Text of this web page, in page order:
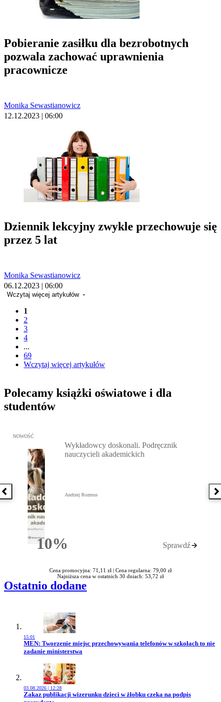
Pobieranie zasiłku dla bezrobotnych
pozwala zachować uprawnienia
pracownicze
Monika Sewastianowicz
12.12.2023 | 06:00
Dziennik lekcyjny zwykle przechowuje się
przez 5 lat
Monika Sewastianowicz
06.12.2023 | 06:00
Wczytaj więcej artykułów
1
2
3
4
...
69
Wczytaj więcej artykułów
Polecamy książki oświatowe i dla
studentów
Poprzednia książka
Przejdź do: Wykładowcy doskonali. Podręcznik nauczycieli
NOWOŚĆ
10%Rabatu
Wykładowcy doskonali. Podręcznik
nauczycieli akademickich
Andrzej Rozmus
Sprawdź
Cena promocyjna: 71,11 zł | Cena regularna: 79,00 zł
Najniższa cena w ostatnich 30 dniach: 53,72 zł
Ostatnio dodane
15:01
Przejdź do artykułu:
MEN: Tworzenie miejsc przechowywania telefonów w szkołach to nie
zadanie ministerstwa
03.08.2026 | 12:28
Przejdź do artykułu:
Zakaz publikacji wizerunku dzieci w żłobku czeka na podpis